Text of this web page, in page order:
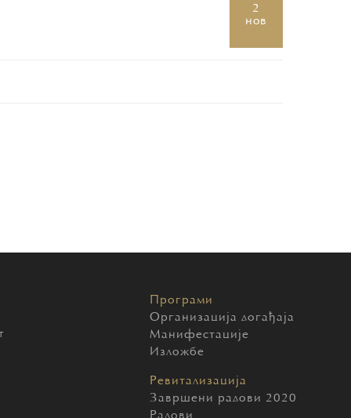
2
нов
Програми
Организација догађаја
Манифестације
Изложбе
Ревитализација
Завршени радови 2020